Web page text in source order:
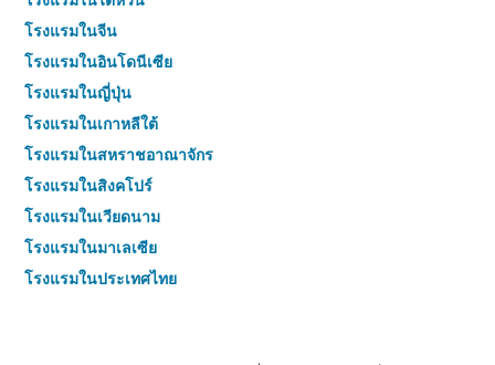
โรงแรมในจีน
โรงแรมในอินโดนีเซีย
โรงแรมในญี่ปุ่น
โรงแรมในเกาหลีใต้
โรงแรมในสหราชอาณาจักร
โรงแรมในสิงคโปร์
โรงแรมในเวียดนาม
โรงแรมในมาเลเซีย
โรงแรมในประเทศไทย